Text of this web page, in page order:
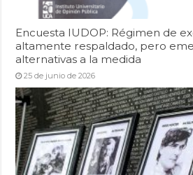
Encuesta IUDOP: Régimen de
altamente respaldado, pero
alternativas a la medida
25 de junio de 2026